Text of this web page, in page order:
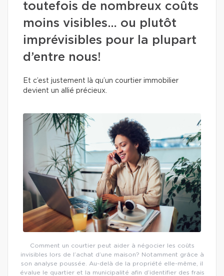
toutefois de nombreux coûts
moins visibles… ou plutôt
imprévisibles pour la plupart
d’entre nous!
Et c’est justement là qu’un courtier immobilier
devient un allié précieux.
Comment un courtier peut aider à négocier les coûts
invisibles lors de l’achat d’une maison? Notamment grâce à
son analyse poussée. Au-delà de la propriété elle-même, il
évalue le quartier et la municipalité afin d’identifier des frais